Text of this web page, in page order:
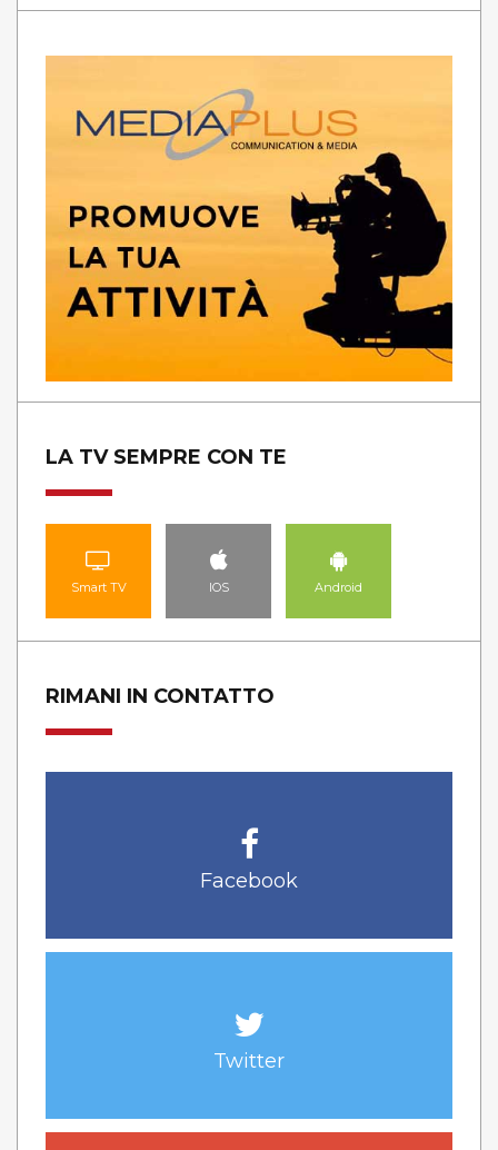
LA TV SEMPRE CON TE
Smart TV IOS Android
RIMANI IN CONTATTO
Facebook
Twitter